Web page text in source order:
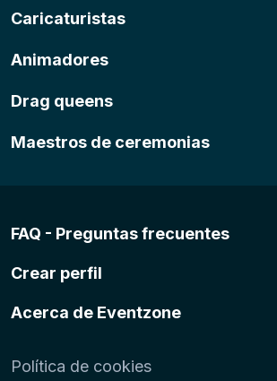
Caricaturistas
Animadores
Drag queens
Maestros de ceremonias
FAQ - Preguntas frecuentes
Crear perfil
Acerca de Eventzone
Política de cookies